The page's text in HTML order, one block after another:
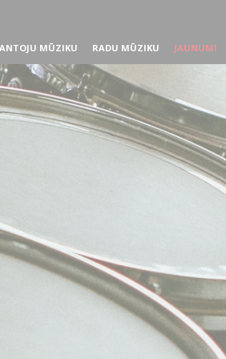
MŪZIKU RADU MŪZIKU JAUNUMI